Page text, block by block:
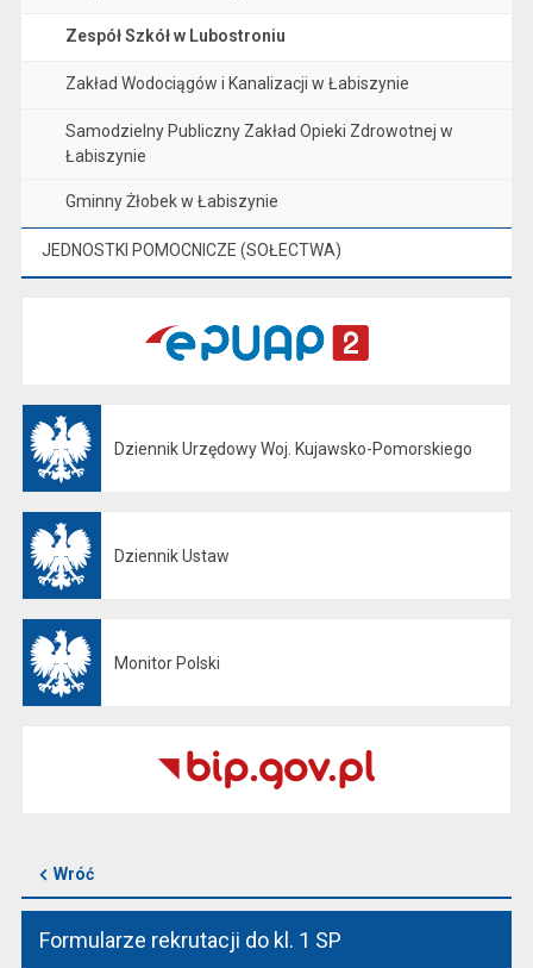
Zespół Szkół w Lubostroniu
Zakład Wodociągów i Kanalizacji w Łabiszynie
Samodzielny Publiczny Zakład Opieki Zdrowotnej w
Łabiszynie
Gminny Żłobek w Łabiszynie
JEDNOSTKI POMOCNICZE (SOŁECTWA)
Dziennik Urzędowy Woj. Kujawsko-Pomorskiego
Dziennik Ustaw
Monitor Polski
Wróć
Formularze rekrutacji do kl. 1 SP